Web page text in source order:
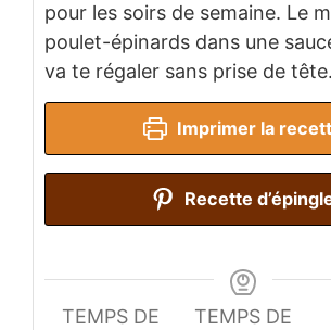
pour les soirs de semaine. Le
poulet-épinards dans une
va te régaler sans prise de tête.
Imprimer la
Recette
TEMPS DE
TEMPS DE